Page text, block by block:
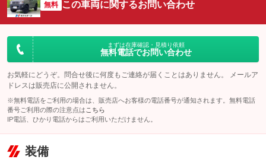
無料 この車両に関するお問い合わせ
まずは在庫確認・見積り依頼
無料電話でお問い合わせ
お気軽にどうぞ。問合せ後に何度もご連絡が届くことはありません。 メールア
ドレスは販売店に公開されません。
※無料電話をご利用の場合は、販売店へお客様の電話番号が通知されます。無料電話
番号ご利用の際の注意点は こちら
IP電話、ひかり電話からはご利用いただけません。
装備